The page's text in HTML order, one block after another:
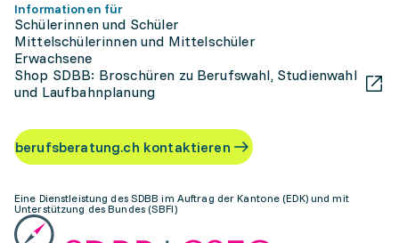
Informationen für
Schülerinnen und Schüler
Mittelschülerinnen und Mittelschüler
Erwachsene
Shop SDBB: Broschüren zu Berufswahl, Studienwahl
und Laufbahnplanung
berufsberatung.ch kontaktieren
Eine Dienstleistung des SDBB im Auftrag der Kantone (EDK) und mit
Unterstützung des Bundes (SBFI)